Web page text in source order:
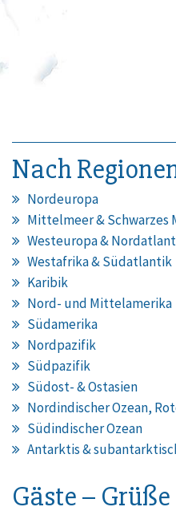
Nach
Nordeuropa
Mittelmeer & Schwarzes
Westeuropa &
Westafrika & Südatlantik
Karibik
Nord- und Mittelamerika
Südamerika
Nordpazifik
Südpazifik
Südost- & Ostasien
Nordindischer Ozean,
Südindischer Ozean
Antarktis &
Gäste – Grüße